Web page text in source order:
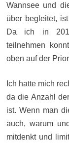
Wannsee und
über begleitet,
Da ich in
teilnehmen
oben auf der
Ich hatte mich
da die Anzahl
ist. Wenn man
auch, warum
mitdenkt und